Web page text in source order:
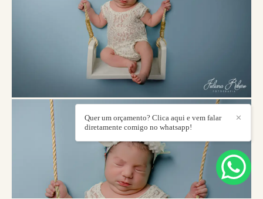
✕
Quer um orçamento? Clica aqui e vem falar
diretamente comigo no whatsapp!